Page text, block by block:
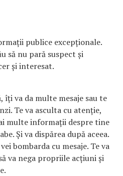
publice excepționale.
să nu pară suspect și
și interesat.
va da multe mesaje sau te
Te va asculta cu atenție,
multe informații despre tine
Și va dispărea după aceea.
bombarda cu mesaje. Te va
va nega propriile acțiuni și